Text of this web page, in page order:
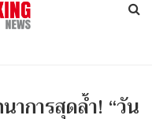
าการสุดล้ำ! “วัน